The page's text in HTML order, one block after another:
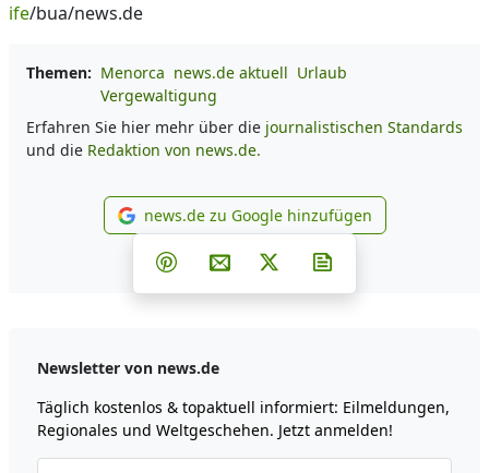
ife/bua/news.de
Themen: Menorca news.de aktuell Urlaub
Vergewaltigung
Erfahren Sie hier mehr über die journalistischen Standards
und die Redaktion von news.de.
news.de zu Google
news.de zu Google hinzufügen
Teilen auf Facebook
Teilen auf Whatsapp
Teilen auf Telegram
Teilen auf Pinterest
Per E-Mail teilen
Post auf X
Newsletter von news.de
Täglich kostenlos & topaktuell informiert: Eilmeldungen,
Regionales und Weltgeschehen. Jetzt anmelden!